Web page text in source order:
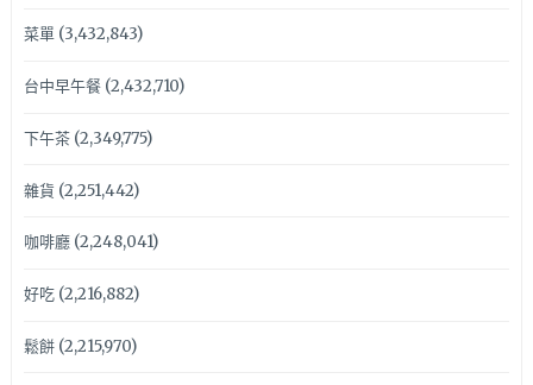
菜單(3,432,843)
台中早午餐(2,432,710)
下午茶(2,349,775)
雜貨 (2,251,442)
咖啡廳(2,248,041)
好吃(2,216,882)
鬆餅(2,215,970)